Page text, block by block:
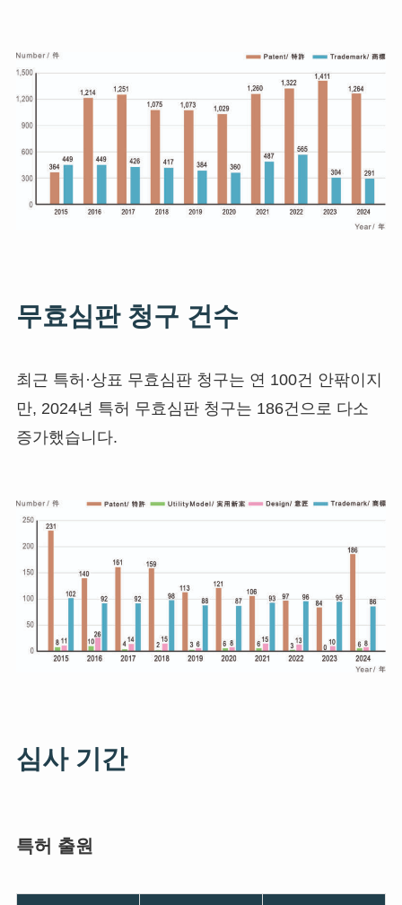
무효심판 청구 건수
최근 특허·상표 무효심판 청구는 연 100건 안팎이지
만, 2024년 특허 무효심판 청구는 186건으로 다소
증가했습니다.
심사 기간
특허 출원